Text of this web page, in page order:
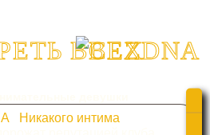
ВСЕХ
Никакого интима